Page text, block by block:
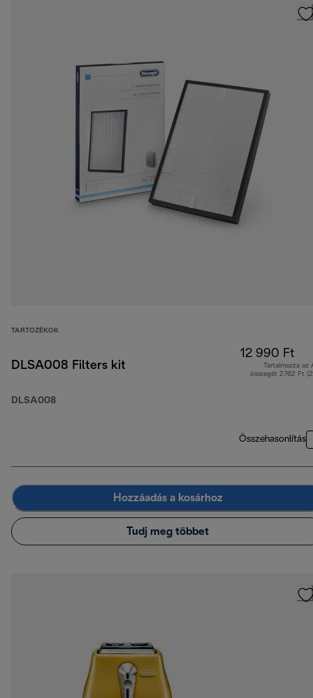
TARTOZÉKOK
DLSA008 Filters kit
DLSA008
12 990 Ft
Tartalmazza az
összegét 2762 Ft
Összehasonlítás
Hozzáadás a kosárhoz
Tudj meg többet